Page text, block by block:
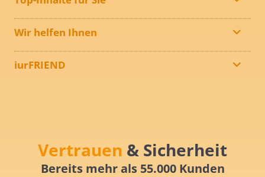
Wir helfen Ihnen
iurFRIEND
Vertrauen & Sicherheit
Bereits mehr als 55.000 Kunden